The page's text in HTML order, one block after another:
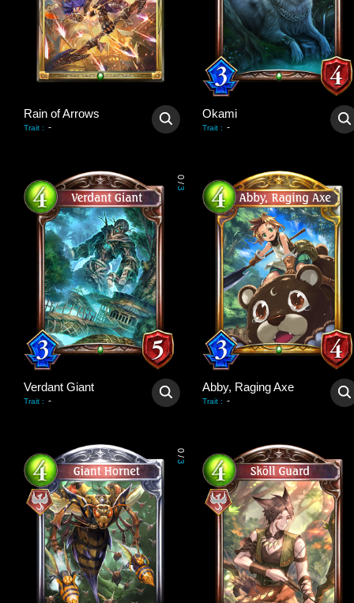
Rain of Arrows
Trait : -
Okami
Trait : -
0
/
3
Verdant Giant
Trait : -
Abby, Raging Axe
Trait : -
0
/
3